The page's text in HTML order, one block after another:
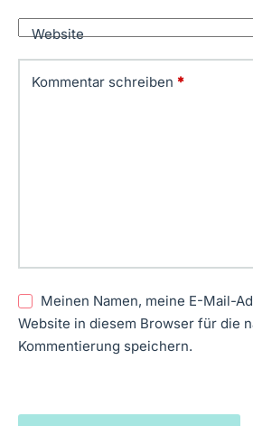
Website
Kommentar schreiben *
Meinen Namen, meine E-Mail-
Website in diesem Browser für die
Kommentierung speichern.